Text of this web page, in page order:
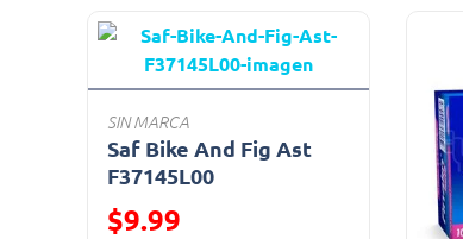
SIN MARCA
Saf Bike And Fig Ast
F37145L00
Precio reducido de
$9.99